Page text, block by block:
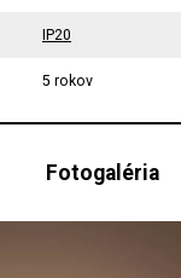
IP20
5 rokov
Fotogaléria